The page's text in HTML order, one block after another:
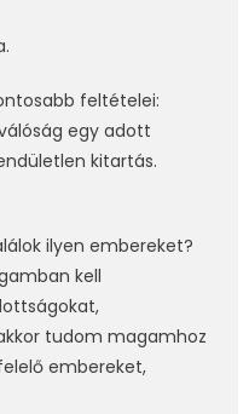
feltételei:
egy adott
kitartás.
ilyen embereket?
kell
tudom magamhoz
embereket,